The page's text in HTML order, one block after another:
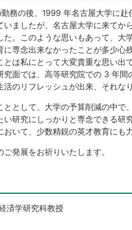
務の後、1999 年名古屋大学に
いましたが、名古屋大学に来て
。このような思いもあって、
専念出来なかったことが多少
は私にとって大変貴重な思い
面では、高等研究院での 3 年
のリフレッシュが出来、それな
ととして、大学の予算削減の中
い研究にしっかりと専念できる
いて、少数精鋭の英才教育にも
発展をお祈りいたします。
済学研究科教授